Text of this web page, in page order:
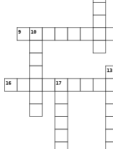
9 10
13
16 17